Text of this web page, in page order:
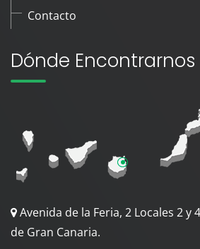
Contacto
Dónde Encontrarnos
Avenida de la Feria, 2 Locales 2 y
de Gran Canaria.